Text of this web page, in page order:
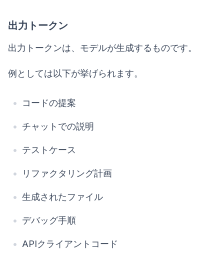
出力トークン
出力トークンは、モデルが生成するものです。
例としては以下が挙げられます。
コードの提案
チャットでの説明
テストケース
リファクタリング計画
生成されたファイル
デバッグ手順
APIクライアントコード